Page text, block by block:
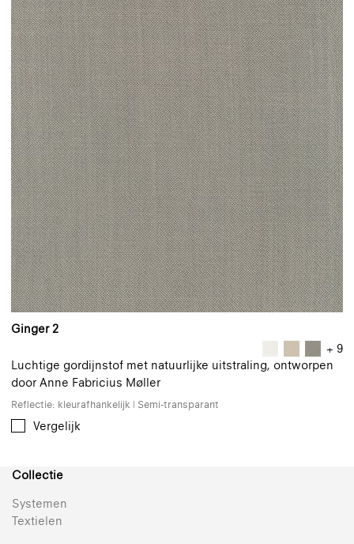
Ginger 2
+ 9
Luchtige gordijnstof met natuurlijke uitstraling, ontworpen
door Anne Fabricius Møller
Reflectie: kleurafhankelijk | Semi-transparant
Vergelijk
Collectie
Systemen
Textielen